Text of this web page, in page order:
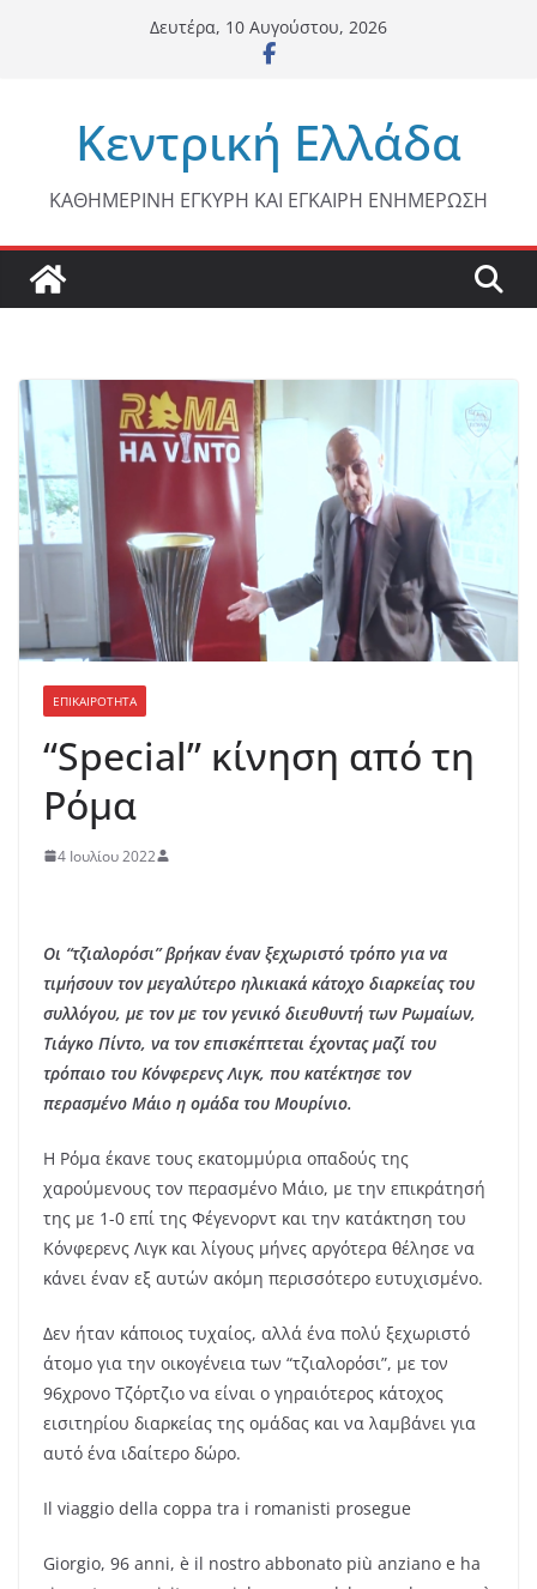
Δευτέρα, 10 Αυγούστου, 2026
Κεντρική Ελλάδα
ΚΑΘΗΜΕΡΙΝΗ ΕΓΚΥΡΗ ΚΑΙ ΕΓΚΑΙΡΗ ΕΝΗΜΕΡΩΣΗ
ΕΠΙΚΑΙΡΟΤΗΤΑ
“Special” κίνηση από τη
Ρόμα
4 Ιουλίου 2022
Οι “τζιαλορόσι” βρήκαν έναν ξεχωριστό τρόπο για να
τιμήσουν τον μεγαλύτερο ηλικιακά κάτοχο διαρκείας του
συλλόγου, με τον με τον γενικό διευθυντή των Ρωμαίων,
Τιάγκο Πίντο, να τον επισκέπτεται έχοντας μαζί του
τρόπαιο του Κόνφερενς Λιγκ, που κατέκτησε τον
περασμένο Μάιο η ομάδα του Μουρίνιο.
Η Ρόμα έκανε τους εκατομμύρια οπαδούς της
χαρούμενους τον περασμένο Μάιο, με την επικράτησή
της με 1-0 επί της Φέγενορντ και την κατάκτηση του
Κόνφερενς Λιγκ και λίγους μήνες αργότερα θέλησε να
κάνει έναν εξ αυτών ακόμη περισσότερο ευτυχισμένο.
Δεν ήταν κάποιος τυχαίος, αλλά ένα πολύ ξεχωριστό
άτομο για την οικογένεια των “τζιαλορόσι”, με τον
96χρονο Τζόρτζιο να είναι ο γηραιότερος κάτοχος
εισιτηρίου διαρκείας της ομάδας και να λαμβάνει για
αυτό ένα ιδαίτερο δώρο.
Il viaggio della coppa tra i romanisti prosegue
Giorgio, 96 anni, è il nostro abbonato più anziano e ha